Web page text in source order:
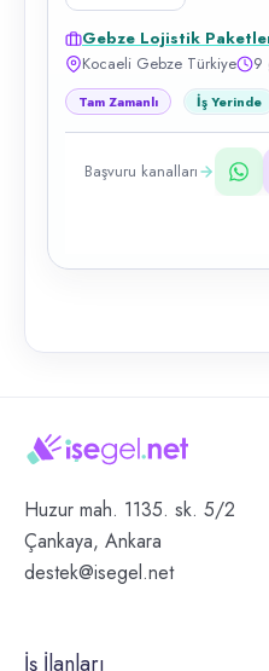
Gebze Lojistik
Kocaeli Gebze Türkiye
9
Tam Zamanlı İş Yerinde
Başvuru kanalları
Huzur mah. 1135. sk. 5/2
Çankaya, Ankara
destek@isegel.net
İş İlanları